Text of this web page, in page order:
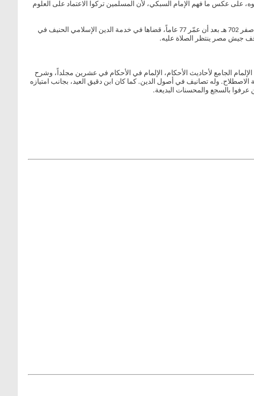
على عكس ما فهم الإمام السبكي، لأن المسلمين تركوا الاعتماد على العلوم
وقد كان رحمه الله كريماً جواداً بجانب غيرته على الحق.. لا يخشى فيه لومة لائم. توفي بالقاهرة في صبيحة يوم الجمعة لتسعة أيام بقيت من صفر 702 هـ بعد أن عمّر 77 عاماً، قضاها في خدمة الدين الإسلامي الحنيف في
جيش مصر ينتظر الصلاة عليه.
الجامع لأحاديث الأحكام، الإلمام في الأحكام في عشرين مجلداً، وشرح
وله تصانيف في أصول الدين. كما كان ابن دقيق العيد، بجانب امتيازه
عرفوا بالسجع والمحسنات البديعة.